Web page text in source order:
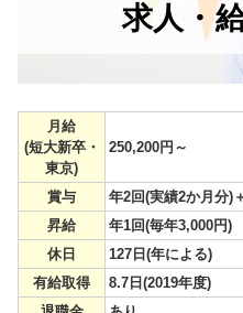
求人・
月給
(短大新卒・
東京)
250,200円～
賞与
年2回(実績2か月分)
昇給
年1回(毎年3,000円)
休日
127日(年による)
有給取得
8.7日(2019年度)